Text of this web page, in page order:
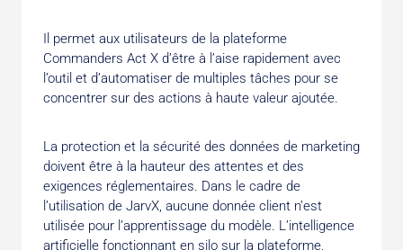
Il permet aux utilisateurs de la plateforme
Commanders Act X d’être à l’aise rapidement avec
l’outil et d’automatiser de multiples tâches pour se
concentrer sur des actions à haute valeur ajoutée.
La protection et la sécurité des données de marketing
doivent être à la hauteur des attentes et des
exigences réglementaires. Dans le cadre de
l’utilisation de JarvX, aucune donnée client n’est
utilisée pour l’apprentissage du modèle. L’intelligence
artificielle fonctionnant en silo sur la plateforme,